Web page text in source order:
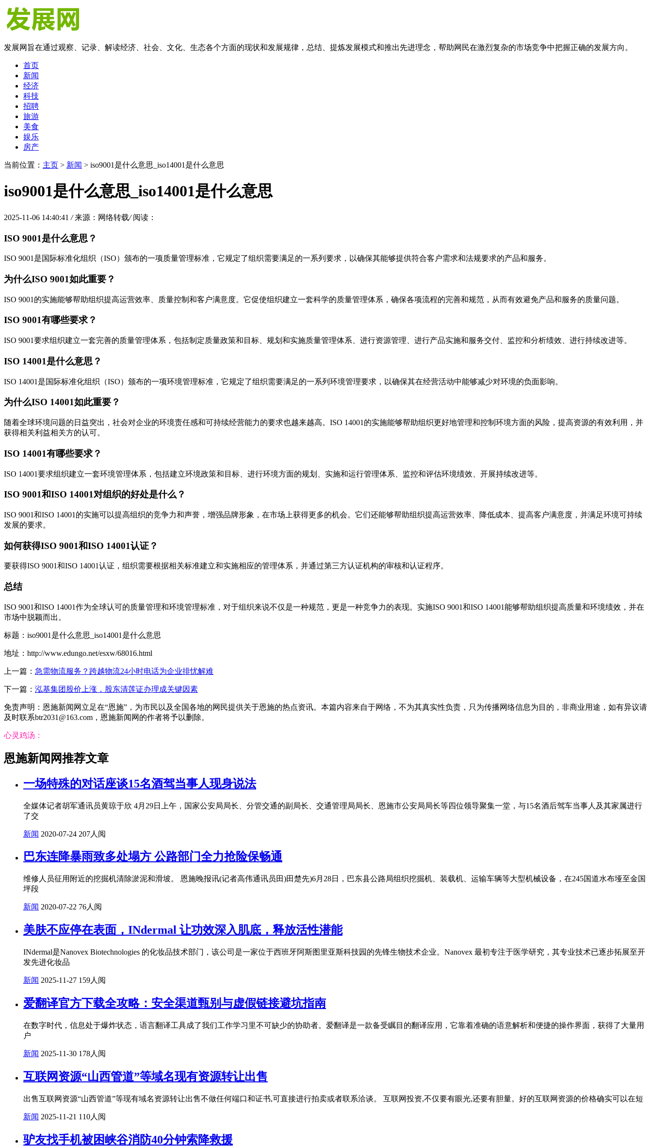
发展网旨在通过观察、记录、解读经济、社会、文化、生态各个方面的现状和发展规律，总结、提炼发展模式和推出先进理念，帮助网民在激烈复杂的市场竞争中把握正确的发展方向。
首页
新闻
经济
科技
招聘
旅游
美食
娱乐
房产
当前位置： 主页 > 新闻 > iso9001是什么意思_iso14001是什么意思
iso9001是什么意思_iso14001是什么意思
2025-11-06 14:40:41 / 来源：网络转载/ 阅读：
ISO 9001是什么意思？
ISO 9001是国际标准化组织（ISO）颁布的一项质量管理标准，它规定了组织需要满足的一系列要求，以确保其能够提供符合客户需求和法规要求的产品和服务。
为什么ISO 9001如此重要？
ISO 9001的实施能够帮助组织提高运营效率、质量控制和客户满意度。它促使组织建立一套科学的质量管理体系，确保各项流程的完善和规范，从而有效避免产品和服务的质量问题。
ISO 9001有哪些要求？
ISO 9001要求组织建立一套完善的质量管理体系，包括制定质量政策和目标、规划和实施质量管理体系、进行资源管理、进行产品实施和服务交付、监控和分析绩效、进行持续改进等。
ISO 14001是什么意思？
ISO 14001是国际标准化组织（ISO）颁布的一项环境管理标准，它规定了组织需要满足的一系列环境管理要求，以确保其在经营活动中能够减少对环境的负面影响。
为什么ISO 14001如此重要？
随着全球环境问题的日益突出，社会对企业的环境责任感和可持续经营能力的要求也越来越高。ISO 14001的实施能够帮助组织更好地管理和控制环境方面的风险，提高资源的有效利用，并
获得相关利益相关方的认可。
ISO 14001有哪些要求？
ISO 14001要求组织建立一套环境管理体系，包括建立环境政策和目标、进行环境方面的规划、实施和运行管理体系、监控和评估环境绩效、开展持续改进等。
ISO 9001和ISO 14001对组织的好处是什么？
ISO 9001和ISO 14001的实施可以提高组织的竞争力和声誉，增强品牌形象，在市场上获得更多的机会。它们还能够帮助组织提高运营效率、降低成本、提高客户满意度，并满足环境可持续
发展的要求。
如何获得ISO 9001和ISO 14001认证？
要获得ISO 9001和ISO 14001认证，组织需要根据相关标准建立和实施相应的管理体系，并通过第三方认证机构的审核和认证程序。
总结
ISO 9001和ISO 14001作为全球认可的质量管理和环境管理标准，对于组织来说不仅是一种规范，更是一种竞争力的表现。实施ISO 9001和ISO 14001能够帮助组织提高质量和环境绩效，并在
市场中脱颖而出。
标题：iso9001是什么意思_iso14001是什么意思
地址：http://www.edungo.net/esxw/68016.html
上一篇： 急需物流服务？跨越物流24小时电话为企业排忧解难
下一篇： 泓基集团股价上涨，股东清莲证办理成关键因素
免责声明：恩施新闻网立足在“恩施”，为市民以及全国各地的网民提供关于恩施的热点资讯。本篇内容来自于网络，不为其真实性负责，只为传播网络信息为目的，非商业用途，如有异议请
及时联系btr2031@163.com，恩施新闻网的作者将予以删除。
心灵鸡汤：
恩施新闻网推荐文章
一场特殊的对话座谈15名酒驾当事人现身说法
全媒体记者胡军通讯员黄琼于欣 4月29日上午，国家公安局局长、分管交通的副局长、交通管理局局长、恩施市公安局局长等四位领导聚集一堂，与15名酒后驾车当事人及其家属进行
了交
新闻 2020-07-24 207人阅
巴东连降暴雨致多处塌方 公路部门全力抢险保畅通
维修人员征用附近的挖掘机清除淤泥和滑坡。 恩施晚报讯(记者高伟通讯员田)田楚先)6月28日，巴东县公路局组织挖掘机、装载机、运输车辆等大型机械设备，在245国道水布垭至金国
坪段
新闻 2020-07-22 76人阅
美肤不应停在表面，INdermal 让功效深入肌底，释放活性潜能
INdermal是Nanovex Biotechnologies 的化妆品技术部门，该公司是一家位于西班牙阿斯图里亚斯科技园的先锋生物技术企业。Nanovex 最初专注于医学研究，其专业技术已逐步拓展至开
发先进化妆品
新闻 2025-11-27 159人阅
爱翻译官方下载全攻略：安全渠道甄别与虚假链接避坑指南
在数字时代，信息处于爆炸状态，语言翻译工具成了我们工作学习里不可缺少的协助者。爱翻译是一款备受瞩目的翻译应用，它靠着准确的语意解析和便捷的操作界面，获得了大量用
户
新闻 2025-11-30 178人阅
互联网资源“山西管道”等域名现有资源转让出售
出售互联网资源“山西管道”等现有域名资源转让出售不做任何端口和证书,可直接进行拍卖或者联系洽谈。 互联网投资,不仅要有眼光,还要有胆量。好的互联网资源的价格确实可以在短
新闻 2025-11-21 110人阅
驴友找手机被困峡谷消防40分钟索降救援